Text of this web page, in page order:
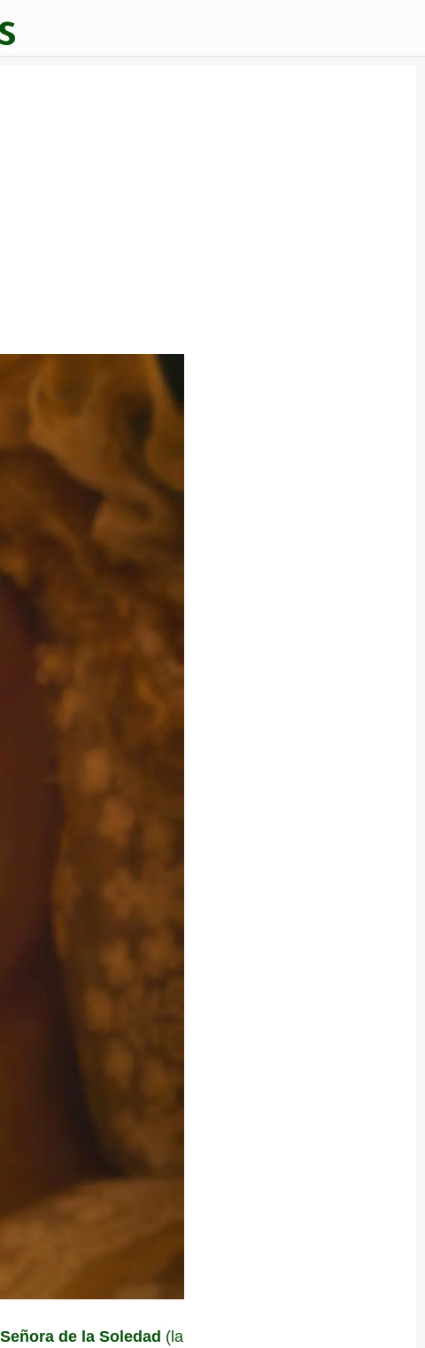
de la Soledad (la